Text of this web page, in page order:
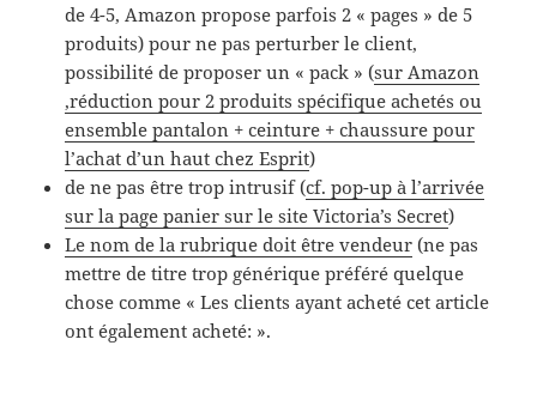
de 4-5, Amazon propose parfois 2 « pages » de 5
produits) pour ne pas perturber le client,
possibilité de proposer un « pack » (sur Amazon
,réduction pour 2 produits spécifique achetés ou
ensemble pantalon + ceinture + chaussure pour
l’achat d’un haut chez Esprit)
de ne pas être trop intrusif (cf. pop-up à l’arrivée
sur la page panier sur le site Victoria’s Secret)
Le nom de la rubrique doit être vendeur (ne pas
mettre de titre trop générique préféré quelque
chose comme « Les clients ayant acheté cet article
ont également acheté: ».